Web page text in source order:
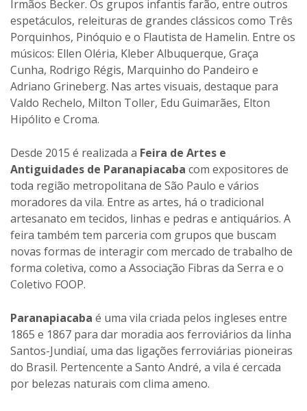
Irmãos Becker. Os grupos infantis farão, entre outros
espetáculos, releituras de grandes clássicos como Três
Porquinhos, Pinóquio e o Flautista de Hamelin. Entre os
músicos: Ellen Oléria, Kleber Albuquerque, Graça
Cunha, Rodrigo Régis, Marquinho do Pandeiro e
Adriano Grineberg. Nas artes visuais, destaque para
Valdo Rechelo, Milton Toller, Edu Guimarães, Elton
Hipólito e Croma.
Desde 2015 é realizada a Feira de Artes e
Antiguidades de Paranapiacaba com expositores de
toda região metropolitana de São Paulo e vários
moradores da vila. Entre as artes, há o tradicional
artesanato em tecidos, linhas e pedras e antiquários. A
feira também tem parceria com grupos que buscam
novas formas de interagir com mercado de trabalho de
forma coletiva, como a Associação Fibras da Serra e o
Coletivo FOOP.
Paranapiacaba é uma vila criada pelos ingleses entre
1865 e 1867 para dar moradia aos ferroviários da linha
Santos-Jundiaí, uma das ligações ferroviárias pioneiras
do Brasil. Pertencente a Santo André, a vila é cercada
por belezas naturais com clima ameno.